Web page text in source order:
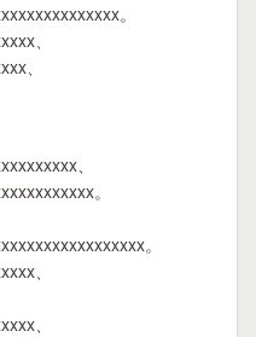
。
、
、
、
。
。
、
、